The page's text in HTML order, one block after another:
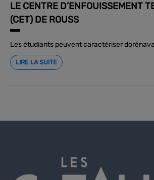
LE CENTRE D’ENFOUISSEMENT
(CET) DE ROUSS
Les étudiants peuvent caractériser
LIRE LA SUITE